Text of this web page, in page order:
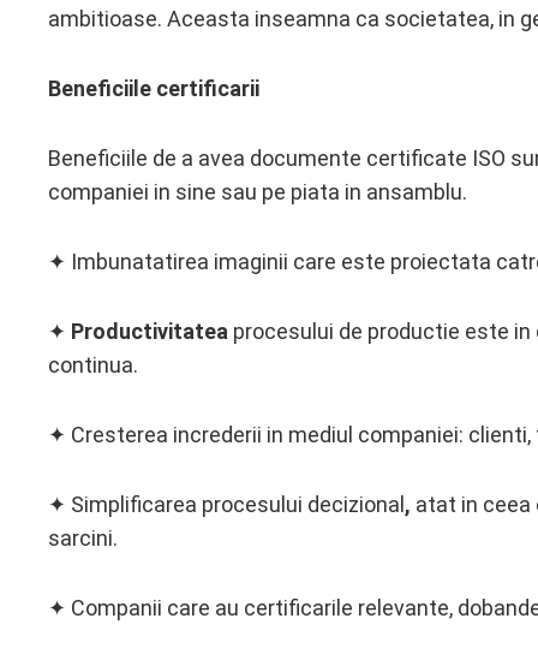
ambitioase. Aceasta inseamna ca societatea, in
Beneficiile certificarii
Beneficiile de a avea documente certificate ISO
companiei in sine sau pe piata in ansamblu.
✦ Imbunatatirea imaginii care este proiectata
✦ Productivitatea procesului de productie este
continua.
✦ Cresterea increderii in mediul companiei:
✦ Simplificarea procesului decizional , atat in ceea
sarcini.
✦ Companii care au certificarile relevante,